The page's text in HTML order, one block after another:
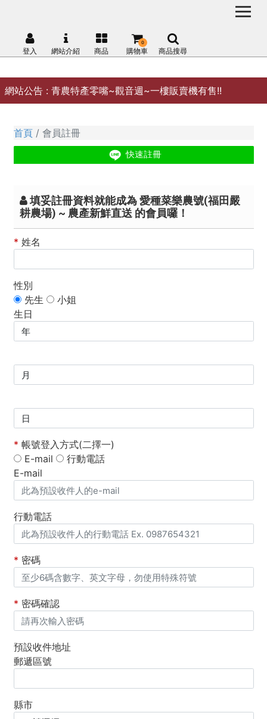
網站公告 : 青農特產零嘴~觀音週~一樓販賣機有售!!
登入 網站介紹 商品 購物車
0
商品搜尋
首頁 會員註冊
填妥註冊資料就能成為 愛種菜樂農號(福田嚴
耕農場) ~ 農產新鮮直送 的會員囉！
* 姓名
性別
先生
小姐
生日
* 帳號登入方式(二擇一)
E-mail
行動電話
E-mail
行動電話
* 密碼
* 密碼確認
預設收件地址
郵遞區號
縣市